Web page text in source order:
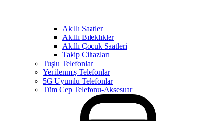
Akıllı Saatler
Akıllı Bileklikler
Akıllı Çocuk Saatleri
Takip Cihazları
Tuşlu Telefonlar
Yenilenmiş Telefonlar
5G Uyumlu Telefonlar
Tüm Cep Telefonu-Aksesuar